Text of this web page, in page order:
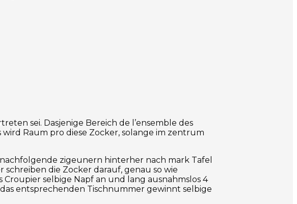
sei. Dasjenige Bereich de l’ensemble des
Raum pro diese Zocker, solange im zentrum
zigeunern hinterher nach mark Tafel
die Zocker darauf, genau so wie
selbige Napf an und lang ausnahmslos 4
entsprechenden Tischnummer gewinnt selbige